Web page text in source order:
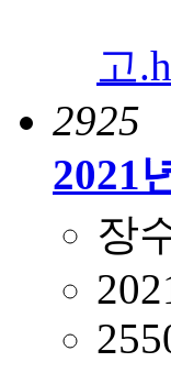
고
2925
2021
장